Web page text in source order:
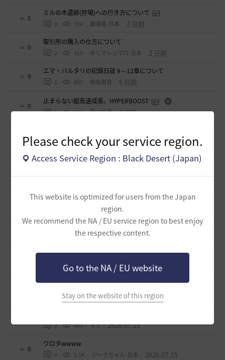
Please check your service region.
Access Service Region : Black Desert (Japan)
This website is optimized for users from the Japan
region.
We recommend the NA / EU service region to best enjoy
the respective content.
Go to the NA / EU website
Stay on the website of this region
0
ミルの木遺跡(狩場)への行き方について
0 394 威璃亜-日本 2 日前
0
取引所の購入の仕方について
2 410 歩くマシュマロ-日本 2 日前
9
エマ・バルタリの記録日誌 9～12章について
1 807 飛鳥雨音 6 日前
0
止まらない超高速成長、HYPERBOOST
0 994 黒い砂漠 7 日前
4
（2026年ギルド名声アプデリンク追記）
セルベリア
1
2026.07.24
波に乗って流れ着いた宝の地図の場所
倉庫の 2026.07.24
週間イベントについて
791 マサ 2026.07.24
ベテラン＆ルーキー クーポン配布
765 飛鳥雨音 2026.07.24
ドーサやソーサレスの無敵踊りについて
842 無敵で踊り狂う女 2026.07.23
2 883 マサ 2026.07.23
0
ワロタwwww
0 1.1K ジークちゃん-日本 2026.07.15